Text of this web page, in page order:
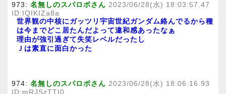
973: 名無しのスパロボさん 2023/06/28(水) 18:03:57.47
ID:IQIKIZa8a
世界観の中核にガッツリ宇宙世紀ガンダム絡んでるから種
は今までどこ居たんだよって違和感あったなぁ
理由が強引過ぎて失笑レベルだったし
Ｊは素直に面白かった
974: 名無しのスパロボさん 2023/06/28(水) 18:06:16.93
ID:mRJSzTTI0